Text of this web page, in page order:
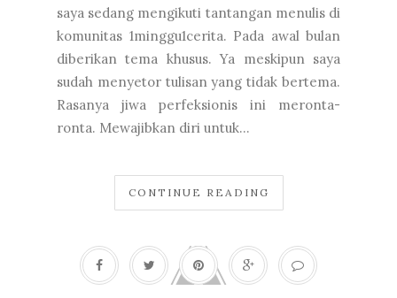
saya sedang mengikuti tantangan menulis di
komunitas 1minggu1cerita. Pada awal bulan
diberikan tema khusus. Ya meskipun saya
sudah menyetor tulisan yang tidak bertema.
Rasanya jiwa perfeksionis ini meronta-
ronta. Mewajibkan diri untuk...
CONTINUE READING